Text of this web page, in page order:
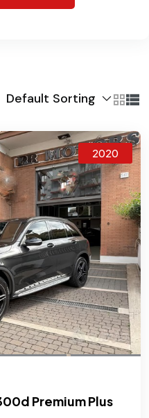
Default Sorting
2020
Premium Plus